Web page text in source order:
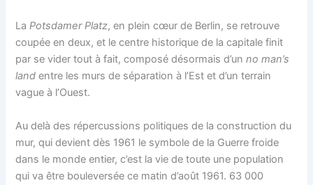
LaPotsdamer Platz, en plein cœur de Berlin, se retrouve
coupée en deux, et le centre historique de la capitale finit
par se vider tout à fait, composé désormais d’unno man’s
land entre les murs de séparation à l’Est et d’un terrain
vague à l’Ouest.
Au delà des répercussions politiques de la construction du
mur, qui devient dès 1961 le symbole de la Guerre froide
dans le monde entier, c’est la vie de toute une population
qui va être bouleversée ce matin d’août 1961. 63 000